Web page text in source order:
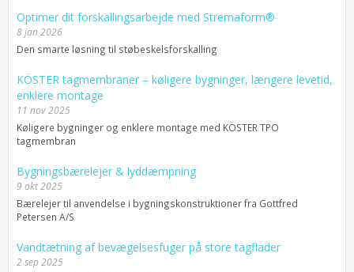
Optimer dit forskallingsarbejde med Stremaform®
8 jan 2026
Den smarte løsning til støbeskelsforskalling
KÖSTER tagmembraner – køligere bygninger, længere levetid,
enklere montage
11 nov 2025
Køligere bygninger og enklere montage med KÖSTER TPO
tagmembran
Bygningsbærelejer & lyddæmpning
9 okt 2025
Bærelejer til anvendelse i bygningskonstruktioner fra Gottfred
Petersen A/S
Vandtætning af bevægelsesfuger på store tagflader
2 sep 2025